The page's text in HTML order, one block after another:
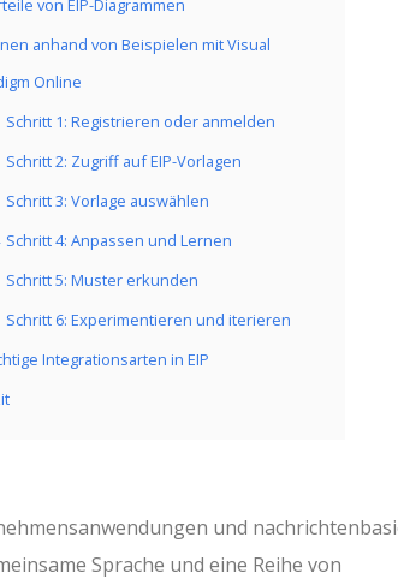
von EIP-Diagrammen
anhand von Beispielen mit Visual
Online
Schritt 1: Registrieren oder anmelden
Schritt 2: Zugriff auf EIP-Vorlagen
Schritt 3: Vorlage auswählen
Schritt 4: Anpassen und Lernen
Schritt 5: Muster erkunden
Schritt 6: Experimentieren und iterieren
Integrationsarten in EIP
und
Sprache und eine Reihe von